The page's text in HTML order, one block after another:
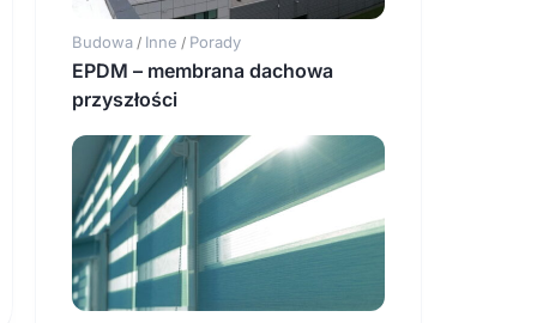
Budowa / Inne / Porady
EPDM – membrana dachowa
przyszłości